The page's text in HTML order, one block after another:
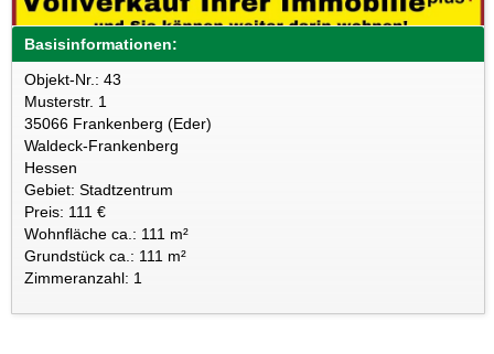
Basisinformationen:
Objekt-Nr.: 43
Musterstr. 1
35066 Frankenberg (Eder)
Waldeck-Frankenberg
Hessen
Gebiet: Stadtzentrum
Preis: 111 €
Wohnfläche ca.: 111 m²
Grundstück ca.: 111 m²
Zimmeranzahl: 1